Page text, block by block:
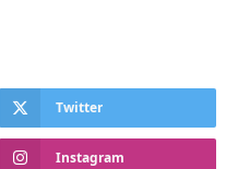
Twitter
Instagram